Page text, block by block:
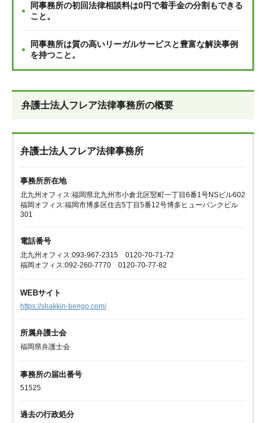
同事務所の初回法律相談料は0円で着手金の分割もできる
こと。
同事務所は質の高いリーガルサービスと豊富な解決事例
を持つこと。
弁護士法人フレア法律事務所の概要
弁護士法人フレア法律事務所
事務所所在地
北九州オフィス:福岡県北九州市小倉北区竪町一丁目6番1号NSビル602
福岡オフィス:福岡市博多区住吉5丁目5番12号博多ヒューバンクビル
301
電話番号
北九州オフィス:093-967-2315 0120-70-71-72
福岡オフィス:092-260-7770 0120-70-77-82
WEBサイト
https://shakkin-bengo.com/
所属弁護士会
福岡県弁護士会
事務所の届出番号
51525
過去の行政処分